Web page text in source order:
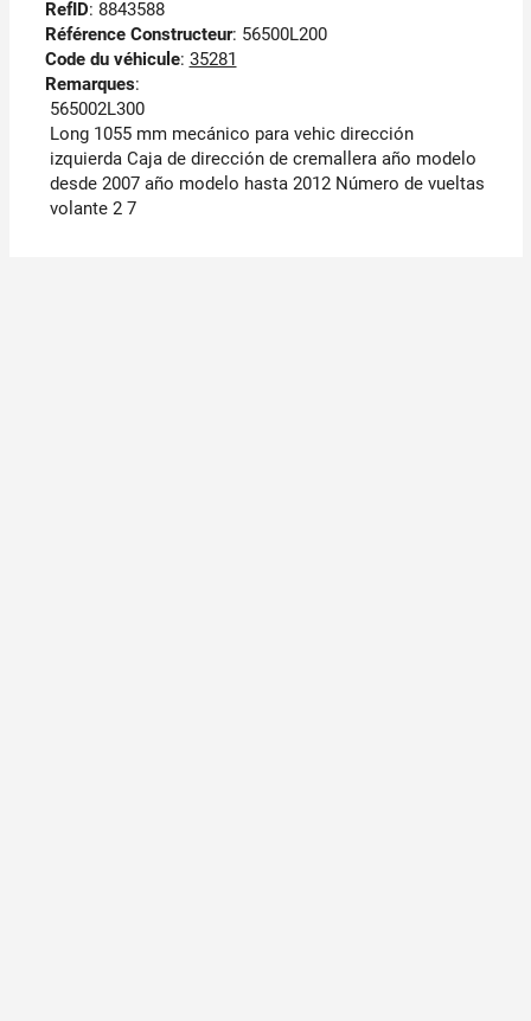
RefID: 8843588
Référence Constructeur: 56500L200
Code du véhicule: 35281
Remarques:
565002L300
Long 1055 mm mecánico para vehic dirección
izquierda Caja de dirección de cremallera año modelo
desde 2007 año modelo hasta 2012 Número de vueltas
volante 2 7